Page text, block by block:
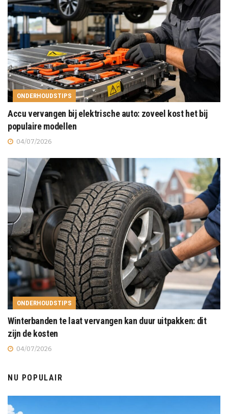
ONDERHOUDSTIPS
Accu vervangen bij elektrische auto: zoveel kost het bij
populaire modellen
04/07/2026
ONDERHOUDSTIPS
Winterbanden te laat vervangen kan duur uitpakken: dit
zijn de kosten
04/07/2026
NU POPULAIR